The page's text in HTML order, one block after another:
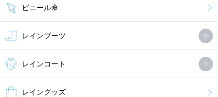
ビニール傘
レインブーツ
レインコート
レイングッズ